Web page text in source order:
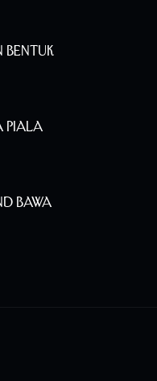
Bentuk
Piala
Bawa